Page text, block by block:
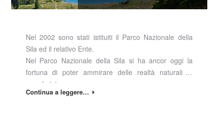
Nel 2002 sono stati istituiti il Parco Nazionale della
Sila ed il relativo Ente.
Nel Parco Nazionale della Sila si ha ancor oggi la
fortuna di poter ammirare delle realtà naturali di
grande interesse.
L’ Ente Parco Nazionale della Sila gestisce alcune fra
Continua a leggere…